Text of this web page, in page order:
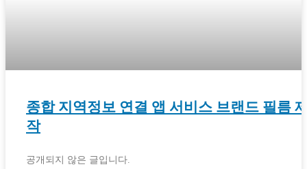
종합 지역정보 연결 앱 서비스 브랜드 필름
작
공개되지 않은 글입니다.